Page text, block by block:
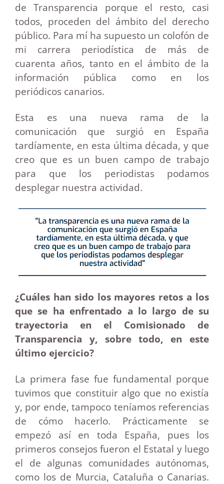
de Transparencia porque el resto, casi
todos, proceden del ámbito del derecho
público. Para mí ha supuesto un colofón de
mi carrera periodística de más de
cuarenta años, tanto en el ámbito de la
información pública como en los
periódicos canarios.
Esta es una nueva rama de la
comunicación que surgió en España
tardíamente, en esta última década, y que
creo que es un buen campo de trabajo
para que los periodistas podamos
desplegar nuestra actividad.
¿Cuáles han sido los mayores retos a los
que se ha enfrentado a lo largo de su
trayectoria en el Comisionado de
Transparencia y, sobre todo, en este
último ejercicio?
La primera fase fue fundamental porque
tuvimos que constituir algo que no existía
y, por ende, tampoco teníamos referencias
de cómo hacerlo. Prácticamente se
empezó así en toda España, pues los
primeros consejos fueron el Estatal y luego
el de algunas comunidades autónomas,
como los de Murcia, Cataluña o Canarias.